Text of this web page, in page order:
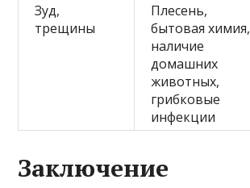
Зуд,
трещины
Плесень,
бытовая химия,
наличие
домашних
животных,
грибковые
инфекции
Заключение